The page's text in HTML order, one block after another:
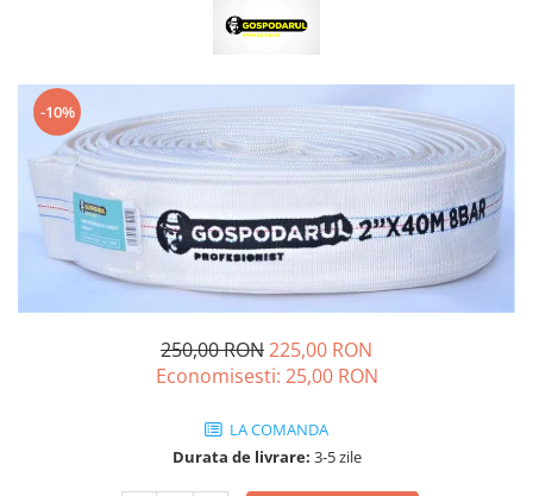
Aspiratoare , suflante si tocatoare
Masini spalat cu presiune
Scule si unelte gradina
Diverse
Drujbe
Accesorii drujbe
Drujbe electrice
Echipamente medicale
-10%
250,00 RON225,00 RON
Economisesti: 25,00 RON
LA COMANDA
Durata de livrare: 3-5 zile